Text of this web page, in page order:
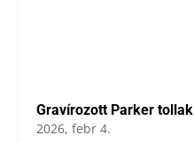
Gravírozott Parker tollak
2026, febr 4.